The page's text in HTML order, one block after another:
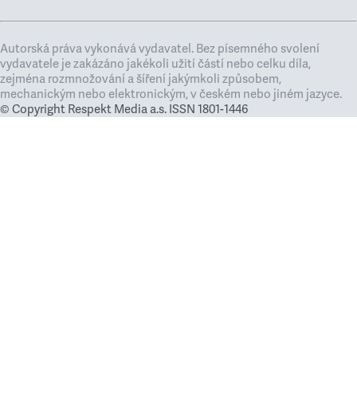
Autorská práva vykonává vydavatel. Bez písemného svolení
vydavatele je zakázáno jakékoli užití částí nebo celku díla,
zejména rozmnožování a šíření jakýmkoli způsobem,
mechanickým nebo elektronickým, v českém nebo jiném jazyce.
© Copyright Respekt Media a.s. ISSN 1801-1446